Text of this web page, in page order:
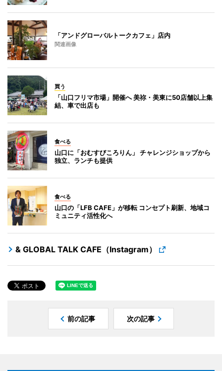
「アンドグローバルトークカフェ」店内
関連画像
買う
「山口フリマ市場」開催へ 美祢・美東に50店舗以上集
結、車で出店も
食べる
山口に「おむすびころりん」 チャレンジショップから
独立、ランチも提供
食べる
山口の「LFB CAFE」が移転 コンセプト刷新、地域コ
ミュニティ活性化へ
& GLOBAL TALK CAFE（Instagram）
前の記事 次の記事